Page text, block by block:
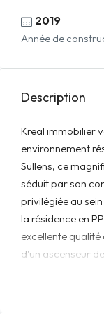
2019
Année de
Description
Kreal immobilier
environnement
Sullens, ce
séduit par son
privilégiée au
la résidence en
excellente
d’un ascenseur
garantissant un